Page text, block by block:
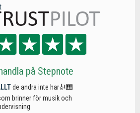
på Stepnote
de andra inte har🎻🎹
brinner för musik och